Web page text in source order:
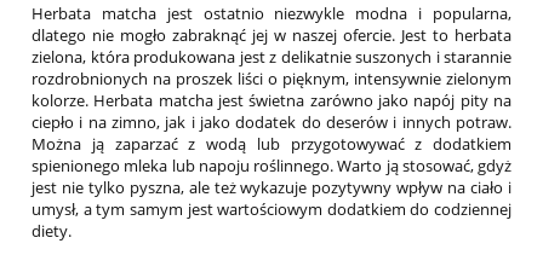
Herbata matcha jest ostatnio niezwykle modna i popularna,
dlatego nie mogło zabraknąć jej w naszej ofercie. Jest to herbata
zielona, która produkowana jest z delikatnie suszonych i starannie
rozdrobnionych na proszek liści o pięknym, intensywnie zielonym
kolorze. Herbata matcha jest świetna zarówno jako napój pity na
ciepło i na zimno, jak i jako dodatek do deserów i innych potraw.
Można ją zaparzać z wodą lub przygotowywać z dodatkiem
spienionego mleka lub napoju roślinnego. Warto ją stosować, gdyż
jest nie tylko pyszna, ale też wykazuje pozytywny wpływ na ciało i
umysł, a tym samym jest wartościowym dodatkiem do codziennej
diety.